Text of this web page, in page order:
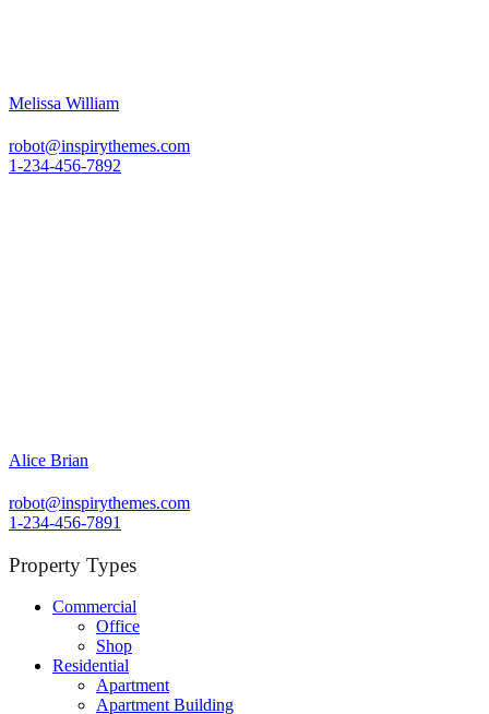
Melissa William
robot@inspirythemes.com
1-234-456-7892
Alice Brian
robot@inspirythemes.com
1-234-456-7891
Property Types
Commercial
Office
Shop
Residential
Apartment
Apartment Building